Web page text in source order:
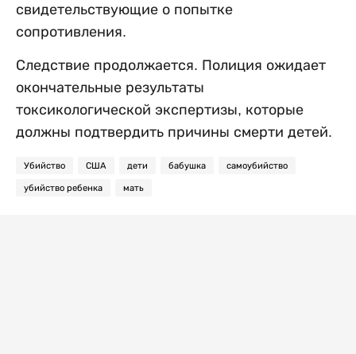
свидетельствующие о попытке
сопротивления.
Следствие продолжается. Полиция ожидает
окончательные результаты
токсикологической экспертизы, которые
должны подтвердить причины смерти детей.
Убийство США дети бабушка самоубийство
убийство ребенка мать